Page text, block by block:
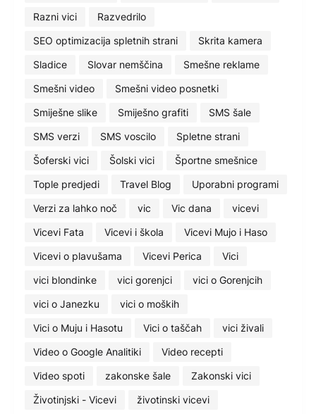
Razni vici
Razvedrilo
SEO optimizacija spletnih strani
Skrita kamera
Sladice
Slovar nemščina
Smešne reklame
Smešni video
Smešni video posnetki
Smiješne slike
Smiješno grafiti
SMS šale
SMS verzi
SMS voscilo
Spletne strani
Šoferski vici
Šolski vici
Športne smešnice
Tople predjedi
Travel Blog
Uporabni programi
Verzi za lahko noč
vic Vic dana
vicevi
Vicevi Fata
Vicevi i škola
Vicevi Mujo i Haso
Vicevi o plavušama
Vicevi Perica
Vici
vici blondinke
vici gorenjci
vici o Gorenjcih
vici o Janezku
vici o moških
Vici o Muju i Hasotu
Vici o taščah
vici živali
Video o Google Analitiki
Video recepti
Video spoti
zakonske šale
Zakonski vici
Životinjski - Vicevi
životinski vicevi